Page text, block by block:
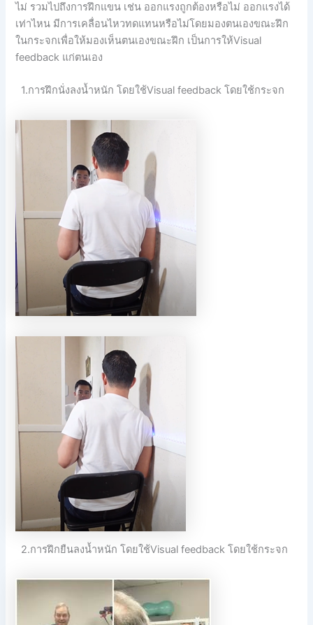
ไม่ รวมไปถึงการฝึกแขน เช่น ออกแรงถูกต้องหรือไม่ ออกแรงได้
เท่าไหน มีการเคลื่อนไหวทดแทนหรือไม่โดยมองตนเองขณะฝึก
ในกระจกเพื่อให้มองเห็นตนเองขณะฝึก เป็นการให้Visual
feedback แก่ตนเอง
1.การฝึกนั่งลงน้ำหนัก โดยใช้Visual feedback โดยใช้กระจก
2.การฝึกยืนลงน้ำหนัก โดยใช้Visual feedback โดยใช้กระจก